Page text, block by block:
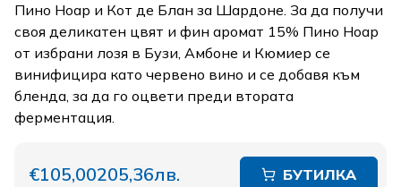
Пино Ноар и Кот де Блан за Шардоне. За да получи
своя деликатен цвят и фин аромат 15% Пино Ноар
от избрани лозя в Бузи, Амбоне и Кюмиер се
винифицира като червено вино и се добавя към
бленда, за да го оцвети преди втората
ферментация.
€105,00205,36лв. БУТИЛКА